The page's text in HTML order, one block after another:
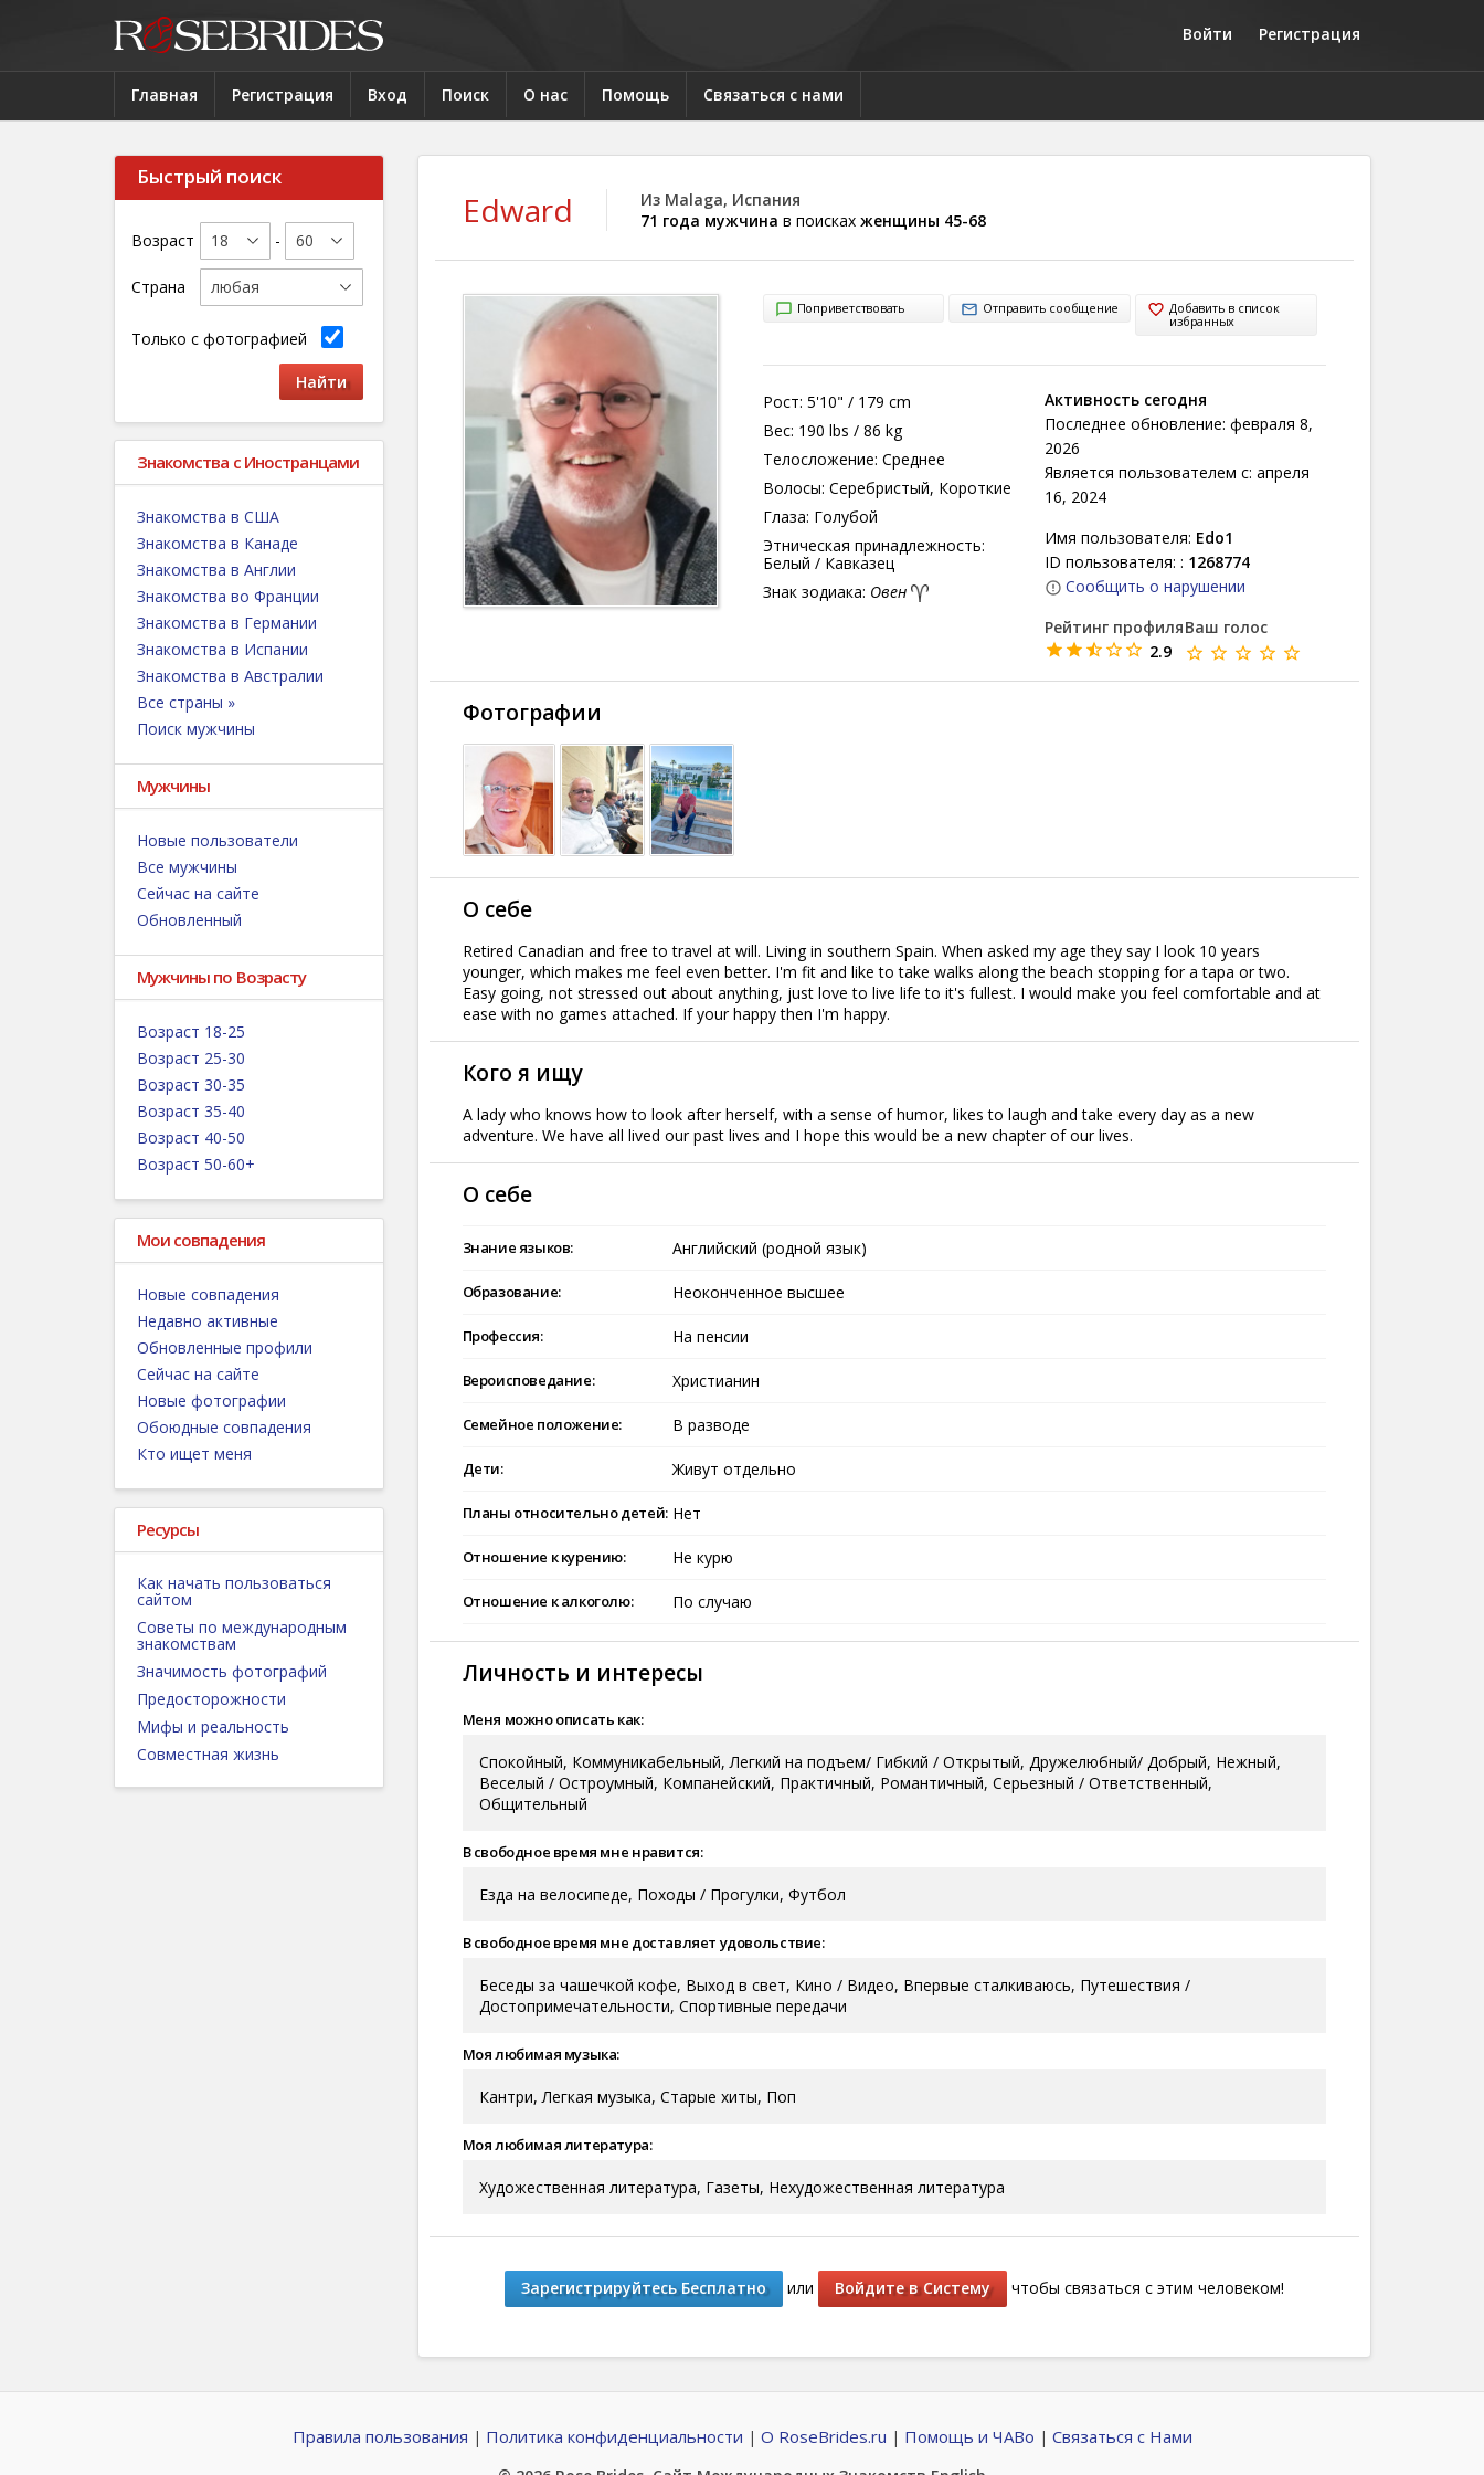
Войти Регистрация
Главная Регистрация Вход Поиск О нас Помощь Связаться с нами
Быстрый поиск
Возраст -
Страна
Только с фотографией
Знакомства с Иностранцами
Знакомства в США
Знакомства в Канаде
Знакомства в Англии
Знакомства во Франции
Знакомства в Германии
Знакомства в Испании
Знакомства в Австралии
Все страны »
Поиск мужчины
Мужчины
Новые пользователи
Все мужчины
Сейчас на сайте
Обновленный
Мужчины по Возрасту
Возраст 18-25
Возраст 25-30
Возраст 30-35
Возраст 35-40
Возраст 40-50
Возраст 50-60+
Мои совпадения
Новые совпадения
Недавно активные
Обновленные профили
Сейчас на сайте
Новые фотографии
Обоюдные совпадения
Кто ищет меня
Ресурсы
Как начать пользоваться
сайтом
Советы по международным
знакомствам
Значимость фотографий
Предосторожности
Мифы и реальность
Совместная жизнь
Edward
Из Malaga, Испания
71 года мужчина в поисках женщины 45-68
Поприветствовать Отправить сообщение
Добавить в список
избранных
Рост: 5'10" / 179 cm
Вес: 190 lbs / 86 kg
Телосложение: Среднее
Волосы: Серебристый, Короткие
Глаза: Голубой
Этническая принадлежность:
Белый / Кавказец
Знак зодиака: Овен
Активность сегодня
Последнее обновление: февраля 8,
2026
Является пользователем с: апреля
16, 2024
Имя пользователя: Edo1
ID пользователя: : 1268774
Сообщить о нарушении
Рейтинг профиля
2.9
Ваш голос
Фотографии
О себе
Retired Canadian and free to travel at will. Living in southern Spain. When asked my age they say I look 10 years
younger, which makes me feel even better. I'm fit and like to take walks along the beach stopping for a tapa or two.
Easy going, not stressed out about anything, just love to live life to it's fullest. I would make you feel comfortable and at
ease with no games attached. If your happy then I'm happy.
Кого я ищу
A lady who knows how to look after herself, with a sense of humor, likes to laugh and take every day as a new
adventure. We have all lived our past lives and I hope this would be a new chapter of our lives.
О себе
Знание языков: Английский (родной язык)
Образование: Неоконченное высшее
Профессия: На пенсии
Вероисповедание: Христианин
Семейное положение: В разводе
Дети: Живут отдельно
Планы относительно детей: Нет
Отношение к курению: Не курю
Отношение к алкоголю: По случаю
Личность и интересы
Меня можно описать как:
Спокойный, Коммуникабельный, Легкий на подъем/ Гибкий / Открытый, Дружелюбный/ Добрый, Нежный,
Веселый / Остроумный, Компанейский, Практичный, Романтичный, Серьезный / Ответственный,
Общительный
В свободное время мне нравится:
Езда на велосипеде, Походы / Прогулки, Футбол
В свободное время мне доставляет удовольствие:
Беседы за чашечкой кофе, Выход в свет, Кино / Видео, Впервые сталкиваюсь, Путешествия /
Достопримечательности, Спортивные передачи
Моя любимая музыка:
Кантри, Легкая музыка, Старые хиты, Поп
Моя любимая литература:
Художественная литература, Газеты, Нехудожественная литература
Зарегистрируйтесь Бесплатно или Войдите в Систему чтобы связаться с этим человеком!
Правила пользования | Политика конфиденциальности | О RoseBrides.ru | Помощь и ЧАВо | Связаться с Нами